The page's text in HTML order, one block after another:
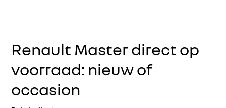
Renault Master direct op
voorraad: nieuw of
occasion